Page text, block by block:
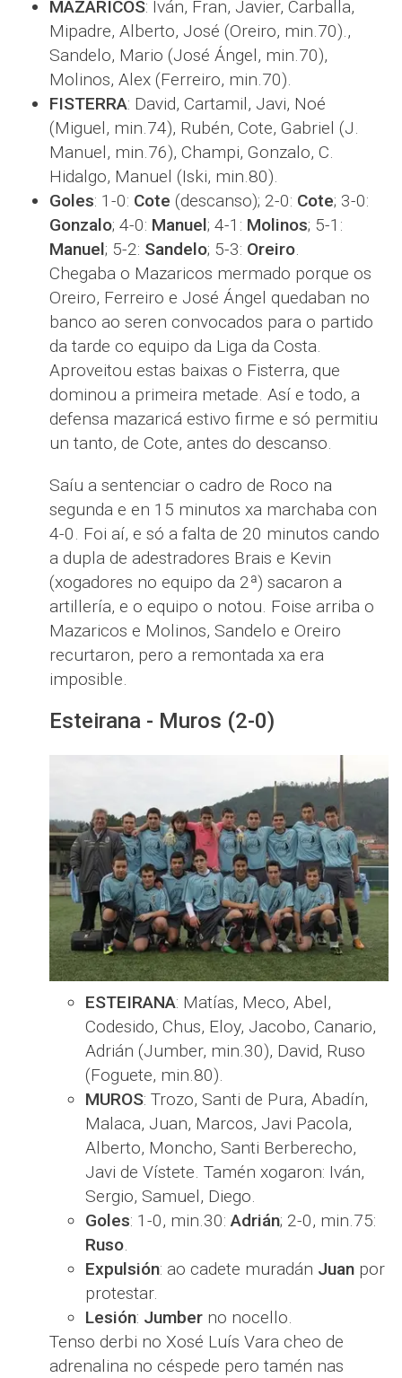
MAZARICOS: Iván, Fran, Javier, Carballa,
Mipadre, Alberto, José (Oreiro, min.70).,
Sandelo, Mario (José Ángel, min.70),
Molinos, Alex (Ferreiro, min.70).
FISTERRA: David, Cartamil, Javi, Noé
(Miguel, min.74), Rubén, Cote, Gabriel (J.
Manuel, min.76), Champi, Gonzalo, C.
Hidalgo, Manuel (Iski, min.80).
Goles: 1-0: Cote (descanso); 2-0: Cote; 3-0:
Gonzalo; 4-0: Manuel; 4-1: Molinos; 5-1:
Manuel; 5-2: Sandelo; 5-3: Oreiro.
Chegaba o Mazaricos mermado porque os
Oreiro, Ferreiro e José Ángel quedaban no
banco ao seren convocados para o partido
da tarde co equipo da Liga da Costa.
Aproveitou estas baixas o Fisterra, que
dominou a primeira metade. Así e todo, a
defensa mazaricá estivo firme e só permitiu
un tanto, de Cote, antes do descanso.
Saíu a sentenciar o cadro de Roco na
segunda e en 15 minutos xa marchaba con
4-0. Foi aí, e só a falta de 20 minutos cando
a dupla de adestradores Brais e Kevin
(xogadores no equipo da 2ª) sacaron a
artillería, e o equipo o notou. Foise arriba o
Mazaricos e Molinos, Sandelo e Oreiro
recurtaron, pero a remontada xa era
imposible.
Esteirana - Muros (2-0)
ESTEIRANA: Matías, Meco, Abel,
Codesido, Chus, Eloy, Jacobo, Canario,
Adrián (Jumber, min.30), David, Ruso
(Foguete, min.80).
MUROS: Trozo, Santi de Pura, Abadín,
Malaca, Juan, Marcos, Javi Pacola,
Alberto, Moncho, Santi Berberecho,
Javi de Vístete. Tamén xogaron: Iván,
Sergio, Samuel, Diego.
Goles: 1-0, min.30:Adrián; 2-0, min.75:
Ruso.
Expulsión: ao cadete muradán Juan por
protestar.
Lesión: Jumber no nocello.
Tenso derbi no Xosé Luís Vara cheo de
adrenalina no céspede pero tamén nas